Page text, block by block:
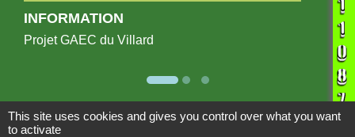
INFORMATION
Projet GAEC du Villard
Publications
This site uses cookies and gives you control over what you want
to activate